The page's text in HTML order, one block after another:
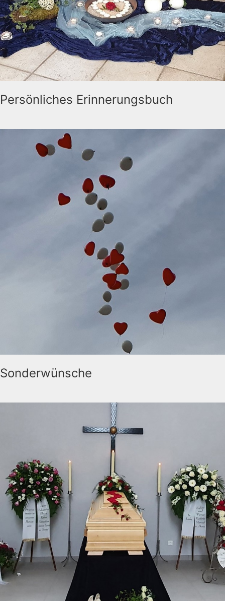
Persönliches Erinnerungsbuch
Sonderwünsche